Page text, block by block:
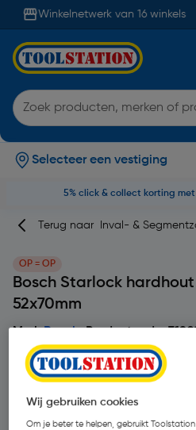
Winkelnetwerk van 16 winkels
Selecteer een vestiging
5% click & collect korting met
Terug naar Inval- &
OP = OP
Bosch Starlock
52x70mm
MerkBosch Productcode:
4.7 3
Wij gebruiken cookies
Om je beter te helpen, gebruikt